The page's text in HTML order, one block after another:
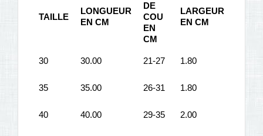
TAILLE
LONGUEUR
EN CM
DE
COU
EN
CM
LARGEUR
EN CM
30 30.00 21-27 1.80
35 35.00 26-31 1.80
40 40.00 29-35 2.00